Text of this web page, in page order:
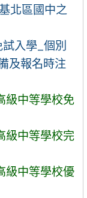
北區國中之
入學_個別
及報名時注
級中等學校免
級中等學校完
級中等學校優